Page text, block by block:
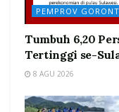
PEMPROV
Tumbuh 6,20
Tertinggi se-
8 AGU 2026